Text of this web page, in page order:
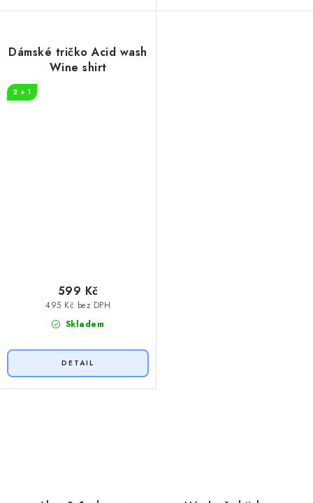
Dámské tričko Acid wash
Wine shirt
2 + 1
Skladem
495 Kč bez DPH
599 Kč